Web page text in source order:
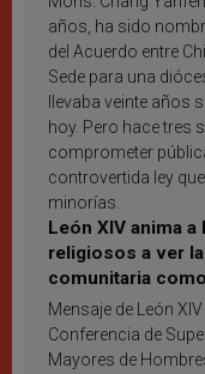
años, ha sido
del Acuerdo entre
Sede para una
llevaba veinte años
hoy. Pero hace tres
comprometer
controvertida ley
minorías.
León XIV anima a
religiosos a ver
comunitaria
inspiración y
Mensaje de León XIV
Conferencia de
Mayores de